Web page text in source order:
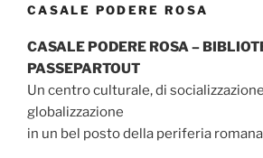
CASALE PODERE ROSA
CASALE PODERE ROSA –
PASSEPARTOUT
Un centro culturale, di
globalizzazione
in un bel posto della periferia